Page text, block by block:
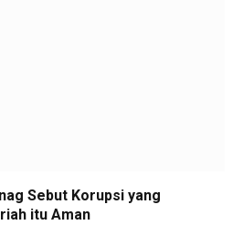
Sebut Korupsi yang
itu Aman